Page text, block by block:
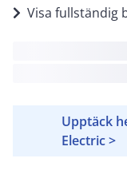
Visa fullständig
Upptäck
Electric >